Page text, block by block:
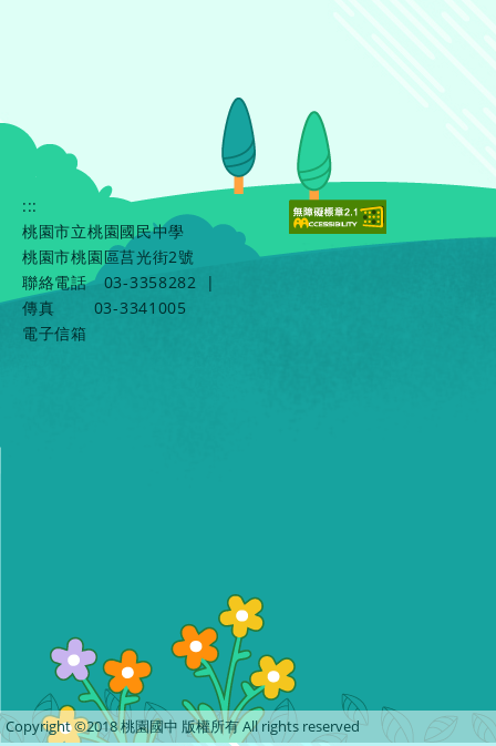
:::
桃園市立桃園國民中學
桃園市桃園區莒光街2號
聯絡電話
03-3358282
|
傳真
03-3341005
電子信箱
Copyright ©2018 桃園國中 版權所有 All rights reserved